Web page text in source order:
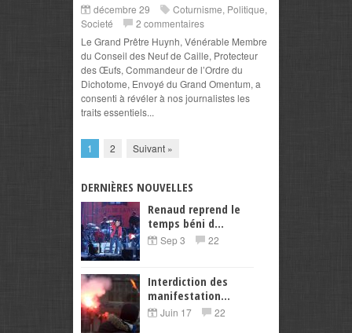
décembre 29 Coturnisme, Politique,
Societé
2 commentaires
Le Grand Prêtre Huynh, Vénérable Membre
du Conseil des Neuf de Caille, Protecteur
des Œufs, Commandeur de l’Ordre du
Dichotome, Envoyé du Grand Omentum, a
consenti à révéler à nos journalistes les
traits essentiels...
1 2 Suivant »
DERNIÈRES NOUVELLES
Renaud reprend le
temps béni d...
Sep 3 22
Interdiction des
manifestation...
Juin 17 22